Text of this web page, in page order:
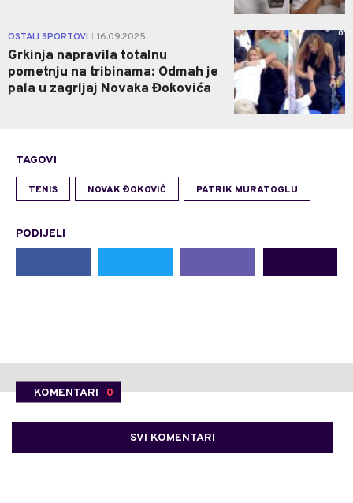
OSTALI SPORTOVI 16.09.2025.
Grkinja napravila totalnu
pometnju na tribinama: Odmah je
pala u zagrljaj Novaka Đokovića
0
TAGOVI
TENIS NOVAK ĐOKOVIĆ PATRIK MURATOGLU
PODIJELI
KOMENTARI 0
SVI KOMENTARI